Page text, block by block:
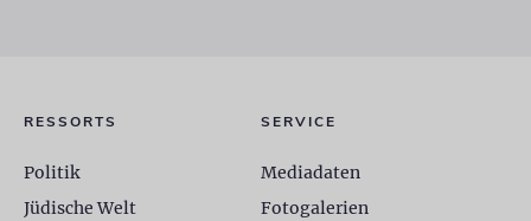
RESSORTS
Politik
Jüdische Welt
SERVICE
Mediadaten
Fotogalerien